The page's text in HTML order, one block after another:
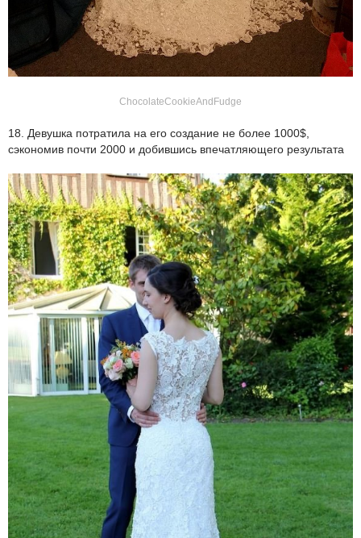
ChocolateCookieAndFudge
18. Девушка потратила на его создание не более 1000$,
сэкономив почти 2000 и добившись впечатляющего результата